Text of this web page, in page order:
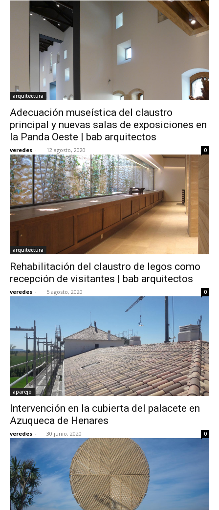
arquitectura
Adecuación museística del claustro
principal y nuevas salas de exposiciones en
la Panda Oeste | bab arquitectos
veredes - 12 agosto, 2020 0
arquitectura
Rehabilitación del claustro de legos como
recepción de visitantes | bab arquitectos
veredes - 5 agosto, 2020 0
aparejo
Intervención en la cubierta del palacete en
Azuqueca de Henares
veredes - 30 junio, 2020 0